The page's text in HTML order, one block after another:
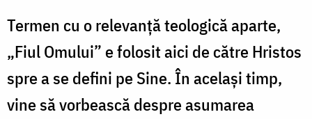
Termen cu o relevanță teologică aparte,
„Fiul Omului” e folosit aici de către Hristos
spre a se defini pe Sine. În același timp,
vine să vorbească despre asumarea